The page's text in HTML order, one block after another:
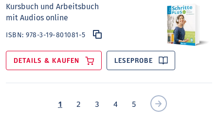
Kursbuch und Arbeitsbuch
mit Audios online
ISBN:978-3-19-801081-5
DETAILS & KAUFEN LESEPROBE
1 2 3 4 5